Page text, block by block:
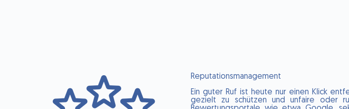
Reputationsmanagement
Ein guter Ruf ist heute nur einen Klick
gezielt zu schützen und unfaire oder